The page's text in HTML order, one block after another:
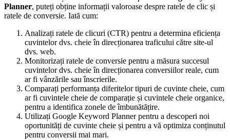
Planner, puteți obține informații valoroase despre ratele de clic și
ratele de conversie. Iată cum:
Analizați ratele de clicuri (CTR) pentru a determina eficiența
cuvintelor dvs. cheie în direcționarea traficului către site-ul
dvs. web.
Monitorizați ratele de conversie pentru a măsura succesul
cuvintelor dvs. cheie în direcționarea conversiilor reale, cum
ar fi vânzările sau înscrierile.
Comparați performanța diferitelor tipuri de cuvinte cheie, cum
ar fi cuvintele cheie de comparație și cuvintele cheie organice,
pentru a identifica zonele de îmbunătățire.
Utilizați Google Keyword Planner pentru a descoperi noi
oportunități de cuvinte cheie și pentru a vă optimiza conținutul
pentru conversii mai mari.